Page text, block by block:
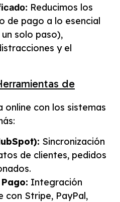
Reducimos los
de pago a lo esencial
solo paso),
y el
de
online con los sistemas
Sincronización
de clientes, pedidos
Integración
con Stripe, PayPal,